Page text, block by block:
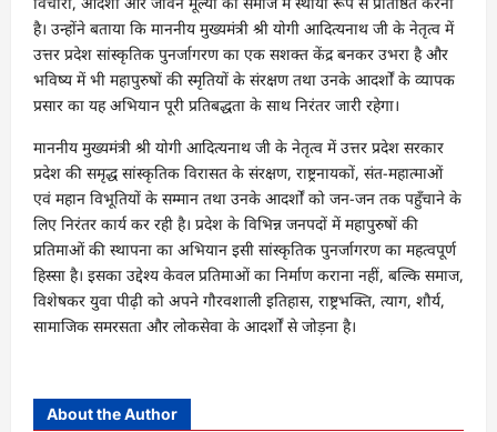
है। उन्होंने बताया कि माननीय मुख्यमंत्री श्री योगी आदित्यनाथ जी के नेतृत्व में
उत्तर प्रदेश सांस्कृतिक पुनर्जागरण का एक सशक्त केंद्र बनकर उभरा है और
भविष्य में भी महापुरुषों की स्मृतियों के संरक्षण तथा उनके आदर्शों के व्यापक
प्रसार का यह अभियान पूरी प्रतिबद्धता के साथ निरंतर जारी रहेगा।
माननीय मुख्यमंत्री श्री योगी आदित्यनाथ जी के नेतृत्व में उत्तर प्रदेश सरकार
प्रदेश की समृद्ध सांस्कृतिक विरासत के संरक्षण, राष्ट्रनायकों, संत-महात्माओं
एवं महान विभूतियों के सम्मान तथा उनके आदर्शों को जन-जन तक पहुँचाने के
लिए निरंतर कार्य कर रही है। प्रदेश के विभिन्न जनपदों में महापुरुषों की
प्रतिमाओं की स्थापना का अभियान इसी सांस्कृतिक पुनर्जागरण का महत्वपूर्ण
हिस्सा है। इसका उद्देश्य केवल प्रतिमाओं का निर्माण कराना नहीं, बल्कि समाज,
विशेषकर युवा पीढ़ी को अपने गौरवशाली इतिहास, राष्ट्रभक्ति, त्याग, शौर्य,
सामाजिक समरसता और लोकसेवा के आदर्शों से जोड़ना है।
About the Author